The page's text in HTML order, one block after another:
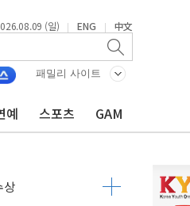
(일) | ENG | 中文
패밀리 사이트
예 스포츠 GAM
어
상